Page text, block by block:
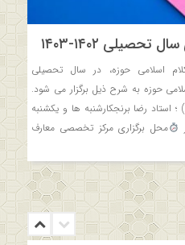
۱۴۰۲-۱۴۰۳
اسلامی حوزه، در سال تحصیلی
اسلامی حوزه به شرح ذیل برگزار می شود.
استاد رضا برنجکارشنبه ها و یکشنبه
محل برگزاری مرکز تخصصی معارف